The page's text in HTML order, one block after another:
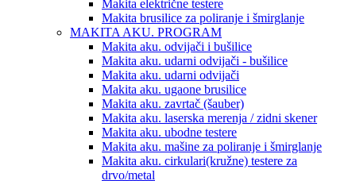
Makita električne testere
Makita brusilice za poliranje i šmirglanje
MAKITA AKU. PROGRAM
Makita aku. odvijači i bušilice
Makita aku. udarni odvijači - bušilice
Makita aku. udarni odvijači
Makita aku. ugaone brusilice
Makita aku. zavrtač (šauber)
Makita aku. laserska merenja / zidni skener
Makita aku. ubodne testere
Makita aku. mašine za poliranje i šmirglanje
Makita aku. cirkulari(kružne) testere za
drvo/metal